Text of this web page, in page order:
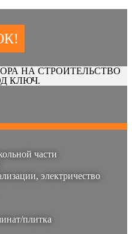
НА СТРОИТЕЛЬСТВО
КЛЮЧ.
части
электричество
плитка